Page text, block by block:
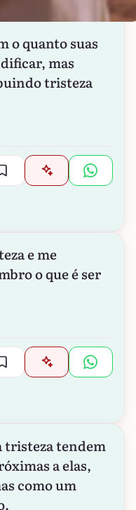
o quanto suas
mas
tristeza
e me
o que é ser
tristeza tendem
a elas,
como um